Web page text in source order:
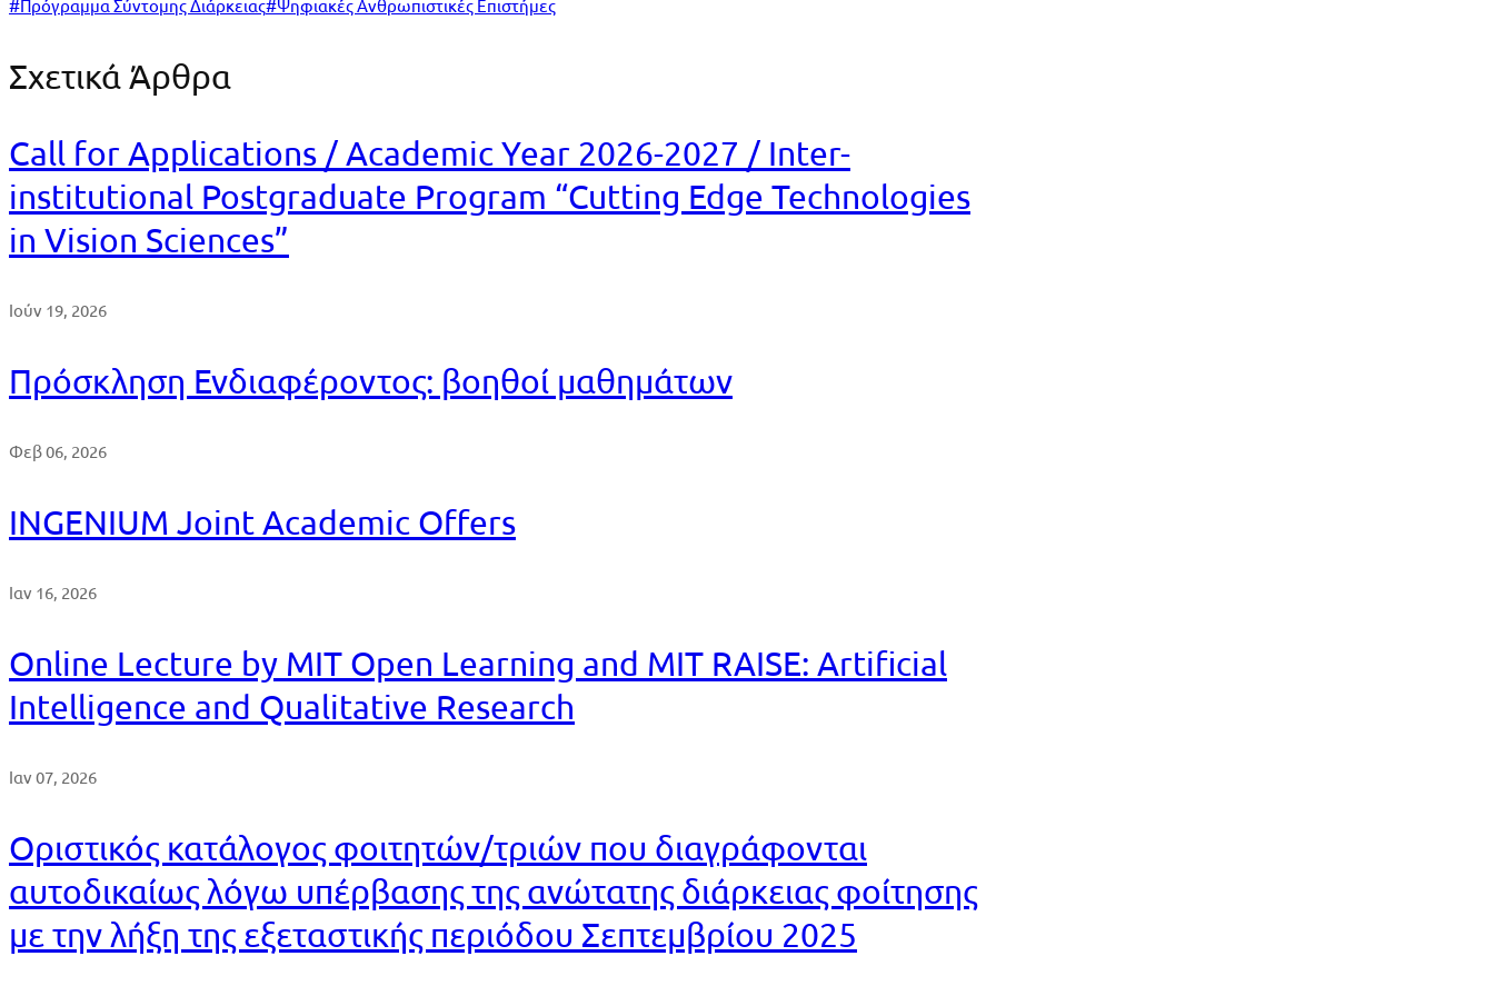
#Πρόγραμμα Σύντομης Διάρκειας#Ψηφιακές Ανθρωπιστικές Επιστήμες
Σχετικά Άρθρα
Call for Applications / Academic Year 2026-2027 / Inter-
institutional Postgraduate Program “Cutting Edge Technologies
in Vision Sciences”
Ιούν 19, 2026
Πρόσκληση Ενδιαφέροντος: βοηθοί μαθημάτων
Φεβ 06, 2026
INGENIUM Joint Academic Offers
Ιαν 16, 2026
Online Lecture by MIT Open Learning and MIT RAISE: Artificial
Intelligence and Qualitative Research
Ιαν 07, 2026
Οριστικός κατάλογος φοιτητών/τριών που διαγράφονται
αυτοδικαίως λόγω υπέρβασης της ανώτατης διάρκειας φοίτησης
με την λήξη της εξεταστικής περιόδου Σεπτεμβρίου 2025